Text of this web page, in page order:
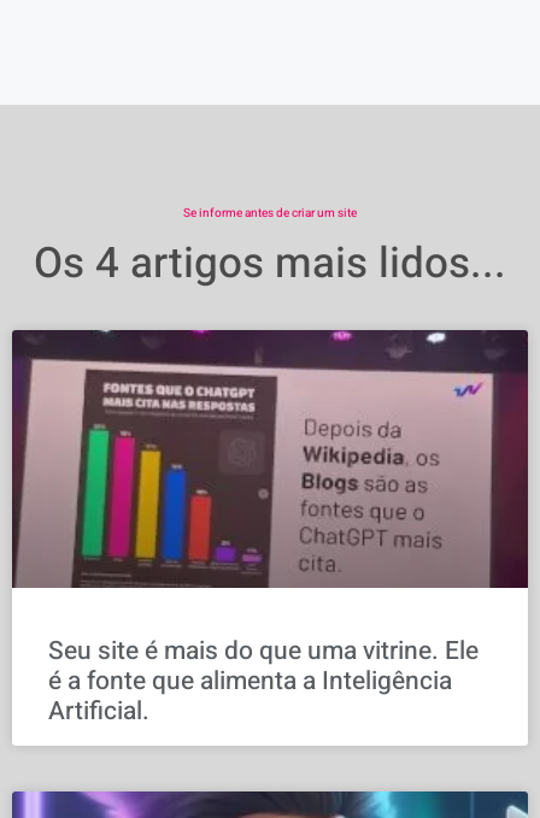
Se informe antes de criar um site
Os 4 artigos mais lidos...
Seu site é mais do que uma vitrine. Ele
é a fonte que alimenta a Inteligência
Artificial.